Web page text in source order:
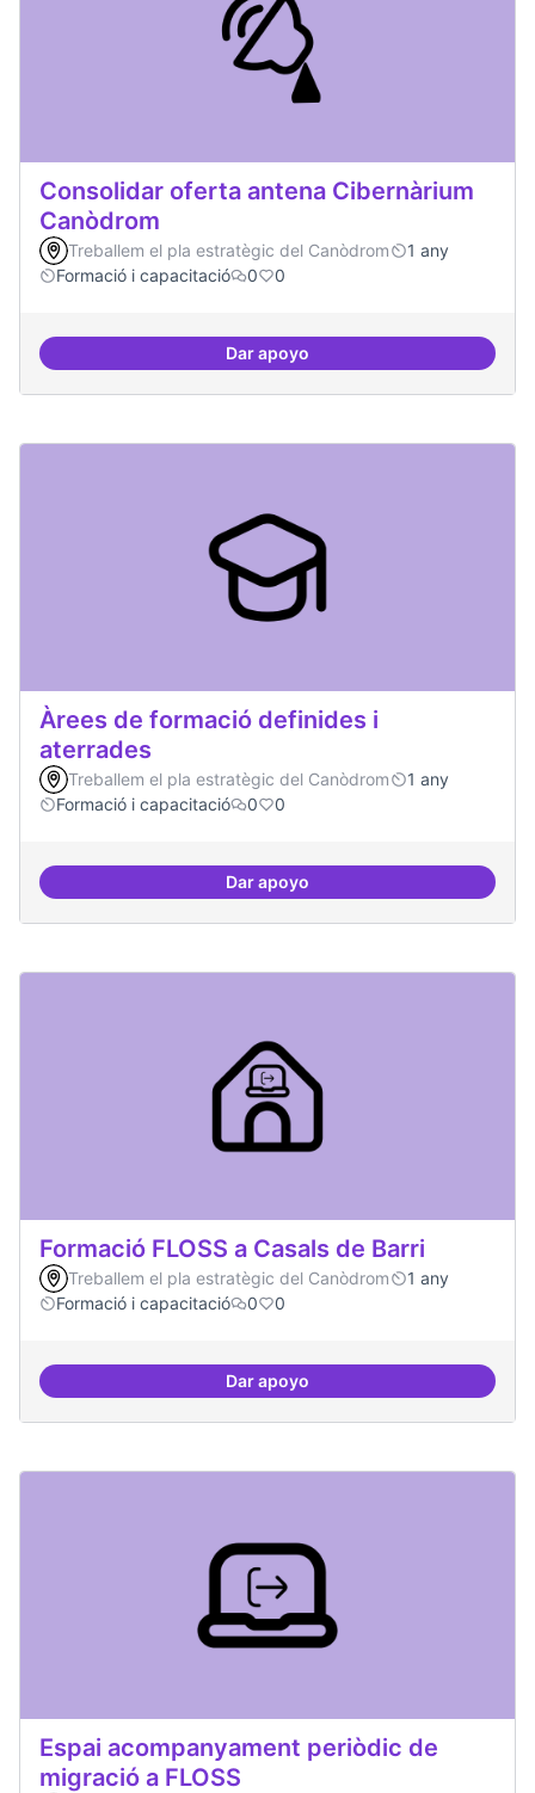
Consolidar oferta antena Cibernàrium
Canòdrom
Treballem el pla estratègic del Canòdrom
1 any
Formació i capacitació
0 0
Dar apoyoConsolidar oferta antena
Àrees de formació definides i
aterrades
Treballem el pla estratègic del Canòdrom
1 any
Formació i capacitació
0 0
Dar apoyoÀrees de formació definides i
Formació FLOSS a Casals de Barri
Treballem el pla estratègic del Canòdrom
1 any
Formació i capacitació
0 0
Dar apoyoFormació FLOSS a Casals de
Espai acompanyament periòdic de
migració a FLOSS